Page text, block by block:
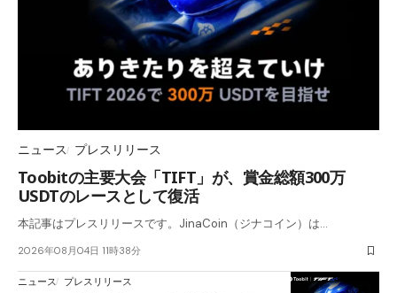
ニュース プレスリリース
Toobitの主要大会「TIFT」が、賞金総額300万
USDTのレースとして復活
本記事はプレスリリースです。JinaCoin（ジナコイン）は…
2026年08月04日 11時38分
ニュース プレスリリース